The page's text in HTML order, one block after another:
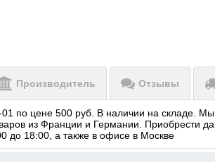
Производитель Отзывы
по цене 500 руб. В наличии на складе.
из Франции и Германии. Приобрести
до 18:00, а также в офисе в Москве